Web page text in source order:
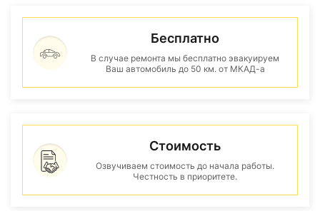
Бесплатно
В случае ремонта мы бесплатно эвакуируем
Ваш автомобиль до 50 км. от МКАД-а
Стоимость
Озвучиваем стоимость до начала работы.
Честность в приоритете.